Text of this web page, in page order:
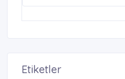
Etiketler